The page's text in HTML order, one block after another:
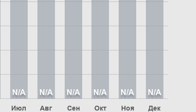
Июл
N/A
Авг
N/A
Сен
N/A
Окт
N/A
Ноя
N/A
Дек
N/A